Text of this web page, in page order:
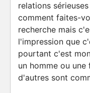
relations
comment faites-
recherche mais
l'impression que
pourtant c'est
un homme ou
d'autres sont